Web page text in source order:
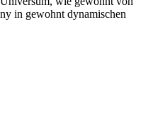
in gewohnt dynamischen